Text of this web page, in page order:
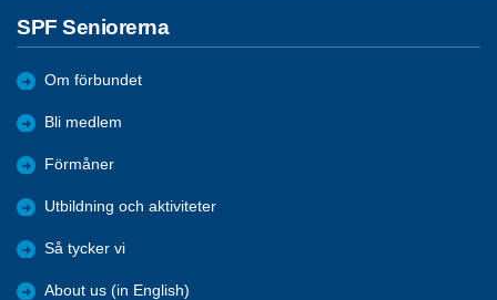
SPF Seniorerna
Om förbundet
Bli medlem
Förmåner
Utbildning och aktiviteter
Så tycker vi
About us (in English)